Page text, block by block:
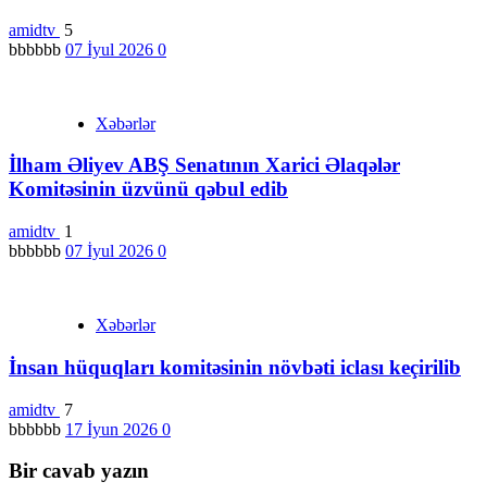
amidtv 5
bbbbbb 07 İyul 2026 0
Xəbərlər
İlham Əliyev ABŞ Senatının Xarici Əlaqələr
Komitəsinin üzvünü qəbul edib
amidtv 1
bbbbbb 07 İyul 2026 0
Xəbərlər
İnsan hüquqları komitəsinin növbəti iclası keçirilib
amidtv 7
bbbbbb 17 İyun 2026 0
Bir cavab yazın